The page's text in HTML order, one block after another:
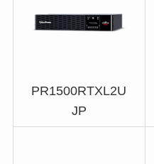
PR1500RTXL2U
JP